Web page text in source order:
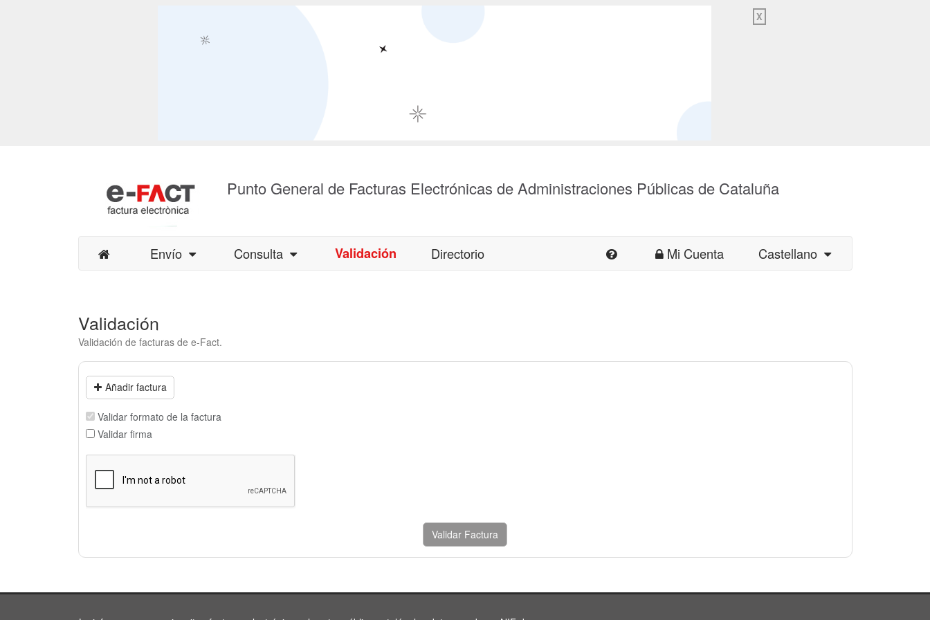
X
Punto General de Facturas Electrónicas de Administraciones Públicas de Cataluña
Envío Consulta Validación Directorio Mi Cuenta Castellano
Validación
Validación de facturas de e-Fact.
Añadir factura
Validar formato de la factura
Validar firma
Validar Factura